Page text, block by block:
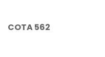
COTA 562